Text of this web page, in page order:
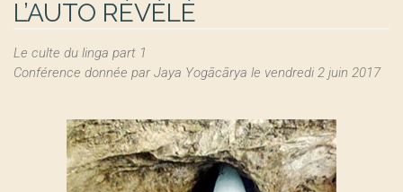
L’AUTO RÉVÉLÉ
Le culte du linga part 1
Conférence donnée par Jaya Yogācārya le vendredi 2 juin 2017